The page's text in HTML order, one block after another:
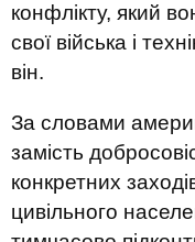
конфлікту, який
свої війська і
він.
За словами
замість
конкретних
цивільного